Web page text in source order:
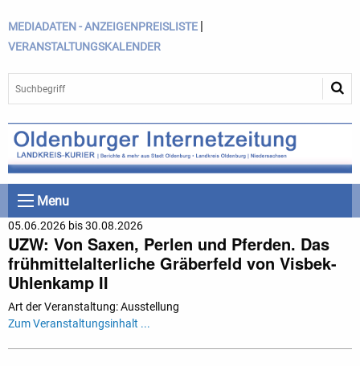
MEDIADATEN - ANZEIGENPREISLISTE |
VERANSTALTUNGSKALENDER
Menu
05.06.2026 bis 30.08.2026
UZW: Von Saxen, Perlen und Pferden. Das
frühmittelalterliche Gräberfeld von Visbek-
Uhlenkamp II
Art der Veranstaltung: Ausstellung
Zum Veranstaltungsinhalt ...